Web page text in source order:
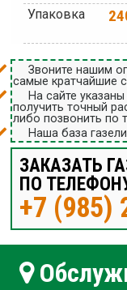
Упаковка
Звоните нашим
самые кратчайшие
На сайте
получить точный
либо позвонить по
Наша база
ЗАКАЗАТЬ
ПО
+7 (985)